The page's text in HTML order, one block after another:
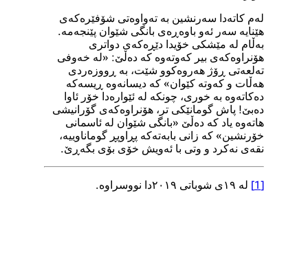
لەم کاتەدا سەرنشین بە تەواوەتی شۆفێرەکەی
هێنایە سەر ئەو باوەڕەی بانگی شێوان پێنجەمە.
بەڵام لە مێشکی خۆیدا دێڕەکەی دواتری
هۆنراوەکەی بیر کەوتەوە کە دەڵێ: «لە خەوفی
تەلعەتی ڕۆژ هەروەکوو شێت، بە ڕووزەردی
هەڵات و کەوتە کێوان» کە دیسانەوە ڕیسەکە
دەکاتەوە بە خوری، چونکە لە ئێوارەدا خۆر ئاوا
دەبێ! پاش گومانێکی تر، هۆنراوەکەی گۆرانیشی
هاتەوە یاد کە دەڵێ «بانگی شێوان لە ئاسمانی
خۆرنشین» کە زانی بابەتەکە پڕاوپڕ گوماناوییە،
نقەی نەکرد و وتی با ئەویش خۆی بۆی بگەڕێ.
[1] لە ١٩ی شوباتی ٢٠١٩دا نووسراوە.